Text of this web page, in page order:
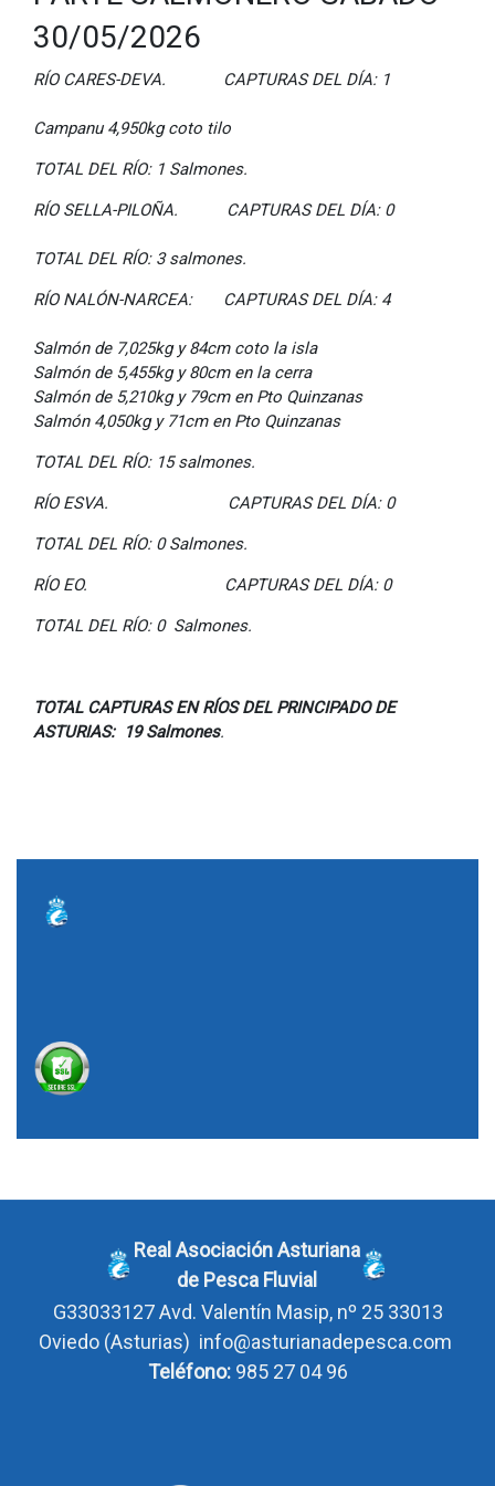
30/05/2026
RÍO CARES-DEVA. CAPTURAS DEL DÍA: 1
Campanu 4,950kg coto tilo
TOTAL DEL RÍO: 1 Salmones.
RÍO SELLA-PILOÑA. CAPTURAS DEL DÍA: 0
TOTAL DEL RÍO: 3 salmones.
RÍO NALÓN-NARCEA: CAPTURAS DEL DÍA: 4
Salmón de 7,025kg y 84cm coto la isla
Salmón de 5,455kg y 80cm en la cerra
Salmón de 5,210kg y 79cm en Pto Quinzanas
Salmón 4,050kg y 71cm en Pto Quinzanas
TOTAL DEL RÍO: 15 salmones.
RÍO ESVA. CAPTURAS DEL DÍA: 0
TOTAL DEL RÍO: 0 Salmones.
RÍO EO. CAPTURAS DEL DÍA: 0
TOTAL DEL RÍO: 0 Salmones.
TOTAL CAPTURAS EN RÍOS DEL PRINCIPADO DE
ASTURIAS: 19 Salmones.
Real Asociación Asturiana
de Pesca Fluvial
G33033127Avd. Valentín Masip, nº 25 33013
Oviedo (Asturias) info@asturianadepesca.com
Teléfono:985 27 04 96